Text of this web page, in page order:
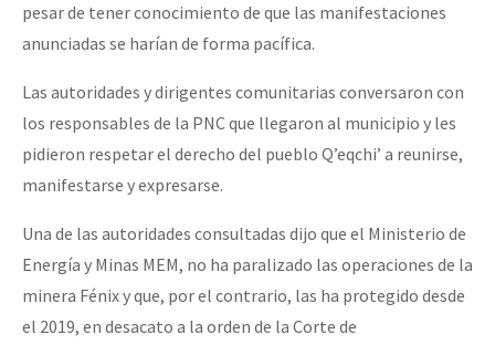
pesar de tener conocimiento de que las manifestaciones
anunciadas se harían de forma pacífica.
Las autoridades y dirigentes comunitarias conversaron con
los responsables de la PNC que llegaron al municipio y les
pidieron respetar el derecho del pueblo Q’eqchi’ a reunirse,
manifestarse y expresarse.
Una de las autoridades consultadas dijo que el Ministerio de
Energía y Minas MEM, no ha paralizado las operaciones de la
minera Fénix y que, por el contrario, las ha protegido desde
el 2019, en desacato a la orden de la Corte de